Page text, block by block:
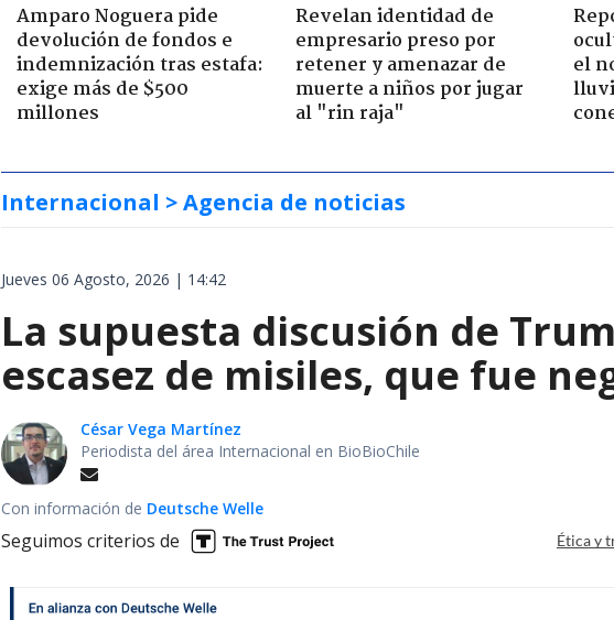
Amparo Noguera pide
devolución de fondos e
indemnización tras estafa:
exige más de $500
millones
Revelan identidad de
empresario preso por
retener y amenazar de
muerte a niños por jugar
al "rin raja"
el
Internacional > Agencia de noticias
Jueves 06 Agosto, 2026 | 14:42
La supuesta discusión de
escasez de misiles, que fue
César Vega Martínez
Periodista del área Internacional en BioBioChile
Con información de Deutsche Welle
Seguimos criterios de Ética y